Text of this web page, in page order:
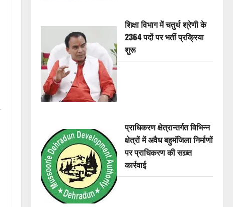
शिक्षा विभाग में चतुर्थ श्रेणी के
2364 पदों पर भर्ती प्रक्रिया
शुरू
प्राधिकरण क्षेत्रान्तर्गत विभिन्न
क्षेत्रों में अवैध बहुमंजिला निर्माणों
पर प्राधिकरण की सख़्त
कार्रवाई